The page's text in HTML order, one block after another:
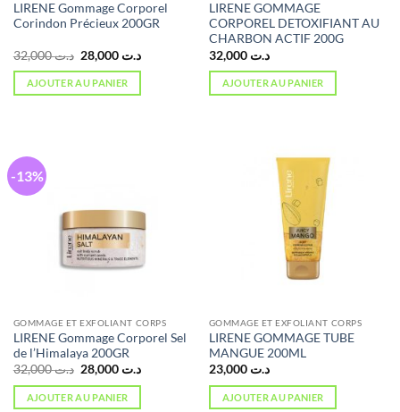
LIRENE Gommage Corporel
Corindon Précieux 200GR
د.ت32,000
Le
prix
initial
était :
د.ت 32,000.
د.ت 28,000
Le
AJOUTER AU PANIER
LIRENE GOMMAGE
CORPOREL DETOXIFIANT AU
CHARBON ACTIF 200G
د.ت 32,000
AJOUTER AU PANIER
-13%
GOMMAGE ET EXFOLIANT CORPS
LIRENE Gommage Corporel Sel
de l’Himalaya 200GR
د.ت32,000
Le
prix
initial
était :
د.ت 28,000
Le
AJOUTER AU PANIER
GOMMAGE ET EXFOLIANT CORPS
LIRENE GOMMAGE TUBE
MANGUE 200ML
د.ت 23,000
AJOUTER AU PANIER